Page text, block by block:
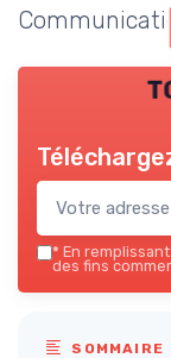
* En
des fins
SOMMAIRE